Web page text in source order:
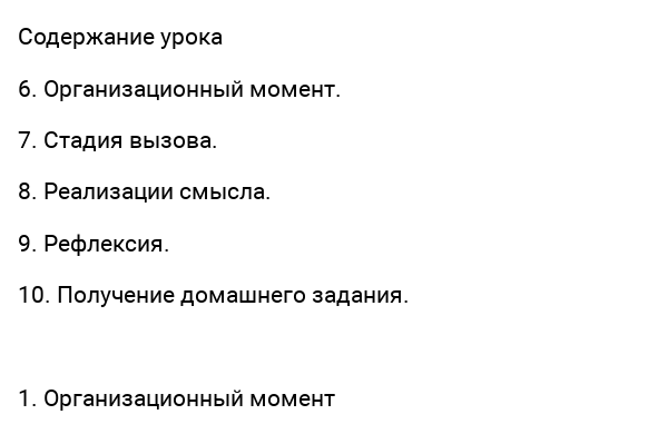
Содержание урока
6. Организационный момент.
7. Стадия вызова.
8. Реализации смысла.
9. Рефлексия.
10. Получение домашнего задания.
1. Организационный момент